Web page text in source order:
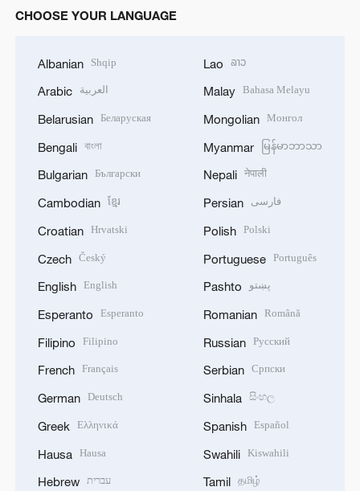
CHOOSE YOUR LANGUAGE
Albanian Shqip
Arabic العربية
Belarusian Беларуская
Bengali বাংলা
Bulgarian Български
Cambodian ខ្មែរ
Croatian Hrvatski
Czech Český
English English
Esperanto Esperanto
Filipino Filipino
French Français
German Deutsch
Greek Ελληνικά
Hausa Hausa
Hebrew עברית
Lao ລາວ
Malay Bahasa Melayu
Mongolian Монгол
Myanmar မြန်မာဘာသာ
Nepali नेपाली
Persian فارسی
Polish Polski
Portuguese Português
Pashto پښتو
Romanian Română
Russian Русский
Serbian Српски
Sinhala සිංහල
Spanish Español
Swahili Kiswahili
Tamil தமிழ்